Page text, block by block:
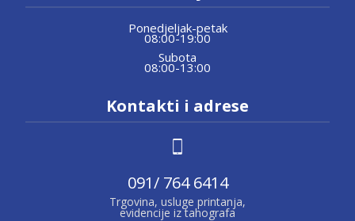
Ponedjeljak-petak
08:00-19:00
Subota
08:00-13:00
Kontakti i adrese
091/ 764 6414
Trgovina, usluge printanja,
evidencije iz tahografa